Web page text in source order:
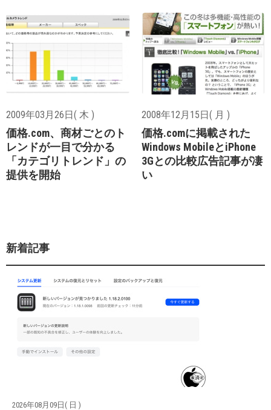
2009年03月26日( 木 )
価格.com、商材ごとのト
レンドが一目で分かる
「カテゴリトレンド」の
提供を開始
2008年12月15日( 月 )
価格.comに掲載された
Windows MobileとiPhone
3Gとの比較広告記事が凄
い
新着記事
2026年08月09日( 日 )